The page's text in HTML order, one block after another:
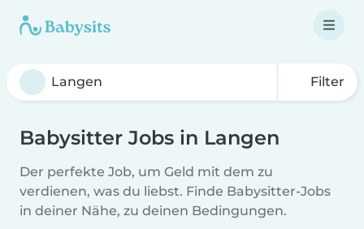
Filter
Babysitter Jobs in Langen
Der perfekte Job, um Geld mit dem zu
verdienen, was du liebst. Finde Babysitter-Jobs
in deiner Nähe, zu deinen Bedingungen.